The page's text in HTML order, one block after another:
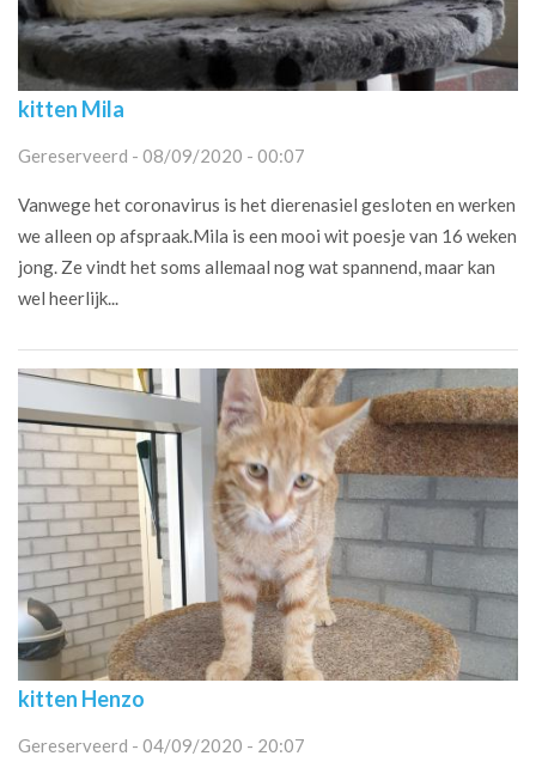
kitten Mila
Gereserveerd - 08/09/2020 - 00:07
Vanwege het coronavirus is het dierenasiel gesloten en werken
we alleen op afspraak.Mila is een mooi wit poesje van 16 weken
jong. Ze vindt het soms allemaal nog wat spannend, maar kan
wel heerlijk...
kitten Henzo
Gereserveerd - 04/09/2020 - 20:07